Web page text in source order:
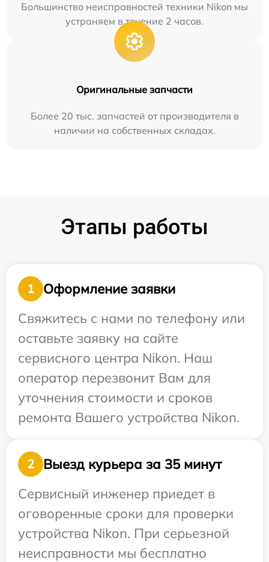
Большинство неисправностей техники Nikon мы
устраняем в течение 2 часов.
Оригинальные запчасти
Более 20 тыс. запчастей от производителя в
наличии на собственных складах.
Этапы работы
1
Оформление заявки
Свяжитесь с нами по телефону или
оставьте заявку на сайте
сервисного центра Nikon. Наш
оператор перезвонит Вам для
уточнения стоимости и сроков
ремонта Вашего устройства Nikon.
2
Выезд курьера за 35 минут
Сервисный инженер приедет в
оговоренные сроки для проверки
устройства Nikon. При серьезной
неисправности мы бесплатно